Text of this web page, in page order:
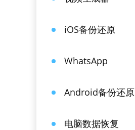
iOS备份还原
WhatsApp
Android备份还原
电脑数据恢复